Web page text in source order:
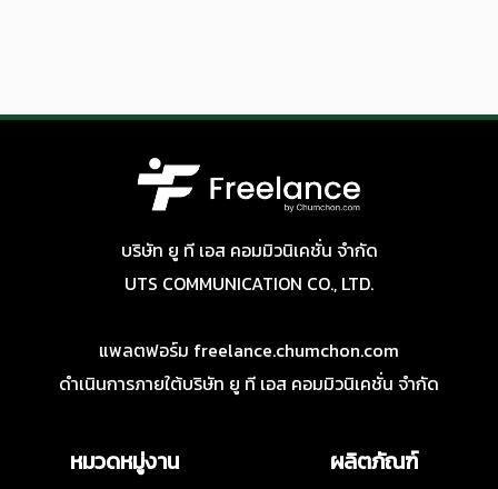
บริษัท ยู ที เอส คอมมิวนิเคชั่น จำกัด
UTS COMMUNICATION CO., LTD.
แพลตฟอร์ม freelance.chumchon.com
ดำเนินการภายใต้บริษัท ยู ที เอส คอมมิวนิเคชั่น จำกัด
หมวดหมู่งาน ผลิตภัณฑ์